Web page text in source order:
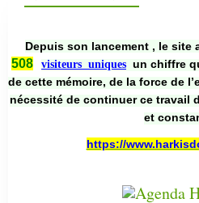
Depuis son lancement , le site
508
visiteurs uniques un chiffre
de cette mémoire, de la force de
nécessité de continuer ce travail
et
https://